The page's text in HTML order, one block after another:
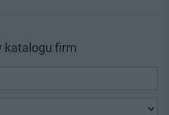
katalogu firm